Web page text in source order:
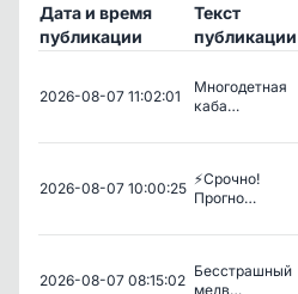
Дата и время
публикации
Текст
публикации
2026-08-07 11:02:01
Многодетная
каба…
2026-08-07 10:00:25
⚡️Срочно!
Прогно…
2026-08-07 08:15:02
Бесстрашный
медв…